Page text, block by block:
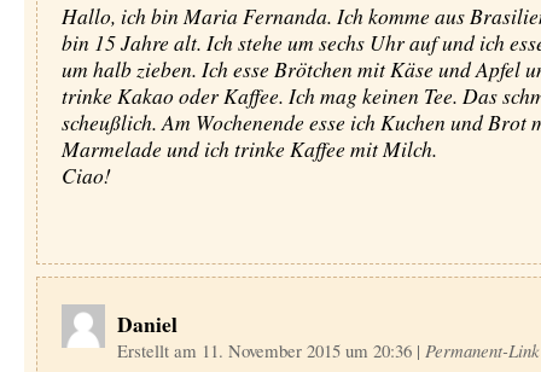
Hallo, ich bin Maria Fernanda. Ich komme aus
bin 15 Jahre alt. Ich stehe um sechs Uhr auf und ich
um halb zieben. Ich esse Brötchen mit Käse und Apfel
trinke Kakao oder Kaffee. Ich mag keinen Tee. Das
scheußlich. Am Wochenende esse ich Kuchen und Brot
Marmelade und ich trinke Kaffee mit Milch.
Ciao!
Daniel
Erstellt am 11. November 2015 um 20:36 | Permanent-Link